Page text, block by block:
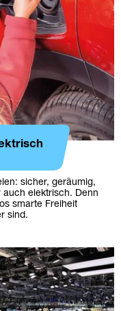
sicher, geräumig,
auch elektrisch. Denn
smarte Freiheit
sind.